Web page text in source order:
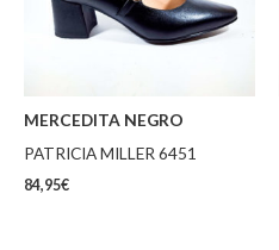
MERCEDITA NEGRO
PATRICIA MILLER 6451
84,95€